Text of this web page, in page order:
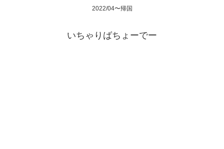
2022/04〜帰国
いちゃりばちょーでー